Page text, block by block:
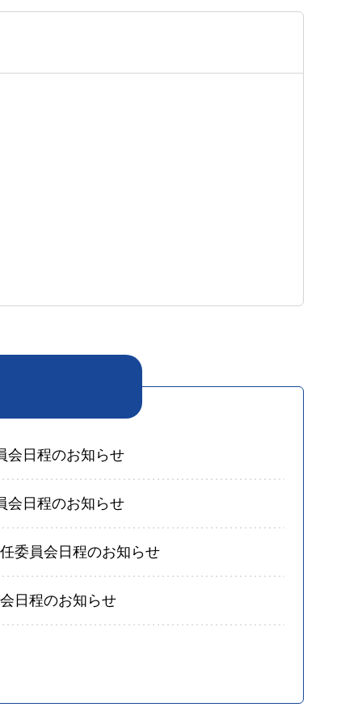
日程のお知らせ
日程のお知らせ
委員会日程のお知らせ
日程のお知らせ